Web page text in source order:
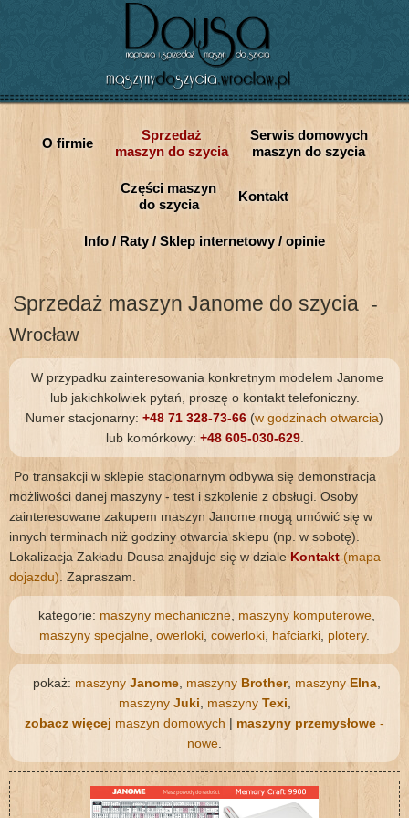
O firmie
Sprzedaż
maszyn do szycia
Serwis domowych
maszyn do szycia
Części maszyn
do szycia
Kontakt
Info / Raty / Sklep internetowy / opinie
Sprzedaż maszyn Janome do szycia
-
Wrocław
W przypadku zainteresowania konkretnym modelem Janome
lub jakichkolwiek pytań, proszę o kontakt telefoniczny.
Numer stacjonarny: +48 71 328-73-66 (w godzinach otwarcia)
lub komórkowy: +48 605-030-629.
Po transakcji w sklepie stacjonarnym odbywa się demonstracja
możliwości danej maszyny - test i szkolenie z obsługi. Osoby
zainteresowane zakupem maszyn Janome mogą umówić się w
innych terminach niż godziny otwarcia sklepu (np. w sobotę).
Lokalizacja Zakładu Dousa znajduje się w dziale Kontakt (mapa
dojazdu) . Zapraszam.
kategorie: maszyny mechaniczne maszyny komputerowe
maszyny specjalne owerloki cowerloki hafciarki plotery.
pokaż: maszyny Janome maszyny Brother, maszyny Elna
maszyny Juki maszyny Texi
zobacz więcej maszyn domowych | maszyny przemysłowe -
nowe